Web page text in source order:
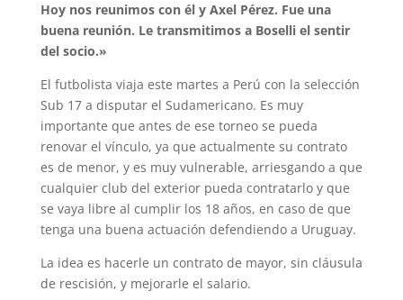
Hoy nos reunimos con él y Axel Pérez. Fue una
buena reunión. Le transmitimos a Boselli el sentir
del socio.»
El futbolista viaja este martes a Perú con la selección
Sub 17 a disputar el Sudamericano. Es muy
importante que antes de ese torneo se pueda
renovar el vínculo, ya que actualmente su contrato
es de menor, y es muy vulnerable, arriesgando a que
cualquier club del exterior pueda contratarlo y que
se vaya libre al cumplir los 18 años, en caso de que
tenga una buena actuación defendiendo a Uruguay.
La idea es hacerle un contrato de mayor, sin cláusula
de rescisión, y mejorarle el salario.